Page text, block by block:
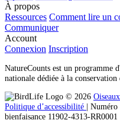
À propos
Ressources Comment lire un
Communiquer
Account
Connexion Inscription
NatureCounts est un programme
nationale dédiée à la conservation
© 2026
Politique d’accessibilité | Numéro
bienfaisance 11902-4313-RR0001